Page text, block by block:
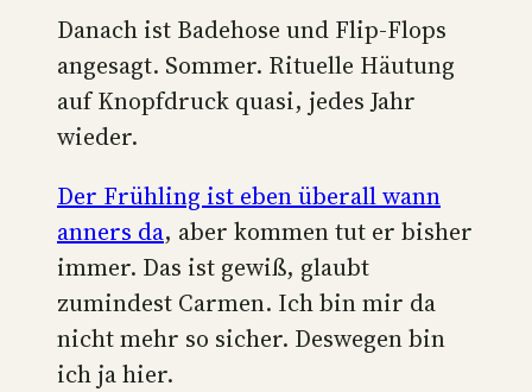
Danach ist Badehose und Flip-Flops
angesagt. Sommer. Rituelle Häutung
auf Knopfdruck quasi, jedes Jahr
wieder.
Der Frühling ist eben überall wann
anners da, aber kommen tut er bisher
immer. Das ist gewiß, glaubt
zumindest Carmen. Ich bin mir da
nicht mehr so sicher. Deswegen bin
ich ja hier.